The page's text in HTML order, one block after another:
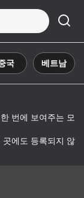
국 베트남
번에 보여주는 모
에도 등록되지 않